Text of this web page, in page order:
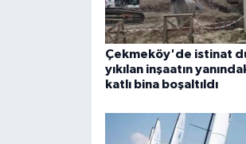
Çekmeköy'de istinat
yıkılan inşaatın
katlı bina boşaltıldı